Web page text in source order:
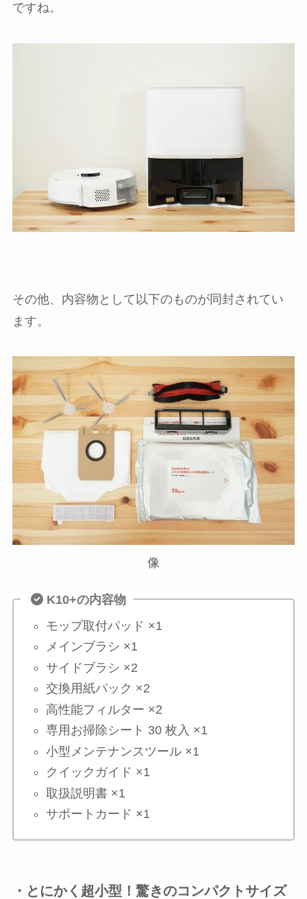
ですね。
その他、内容物として以下のものが同封されてい
ます。
像
K10+の内容物
モップ取付パッド ×1
メインブラシ ×1
サイドブラシ ×2
交換用紙パック ×2
高性能フィルター ×2
専用お掃除シート 30 枚入 ×1
小型メンテナンスツール ×1
クイックガイド ×1
取扱説明書 ×1
サポートカード ×1
・とにかく超小型！驚きのコンパクトサイズ